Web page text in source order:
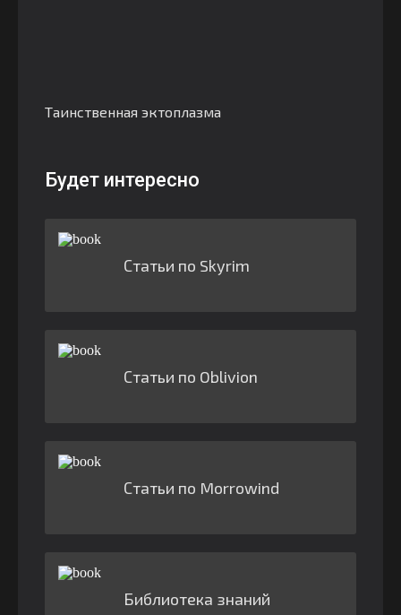
Таинственная эктоплазма
Будет интересно
Статьи по Skyrim
Статьи по Oblivion
Статьи по Morrowind
Библиотека знаний